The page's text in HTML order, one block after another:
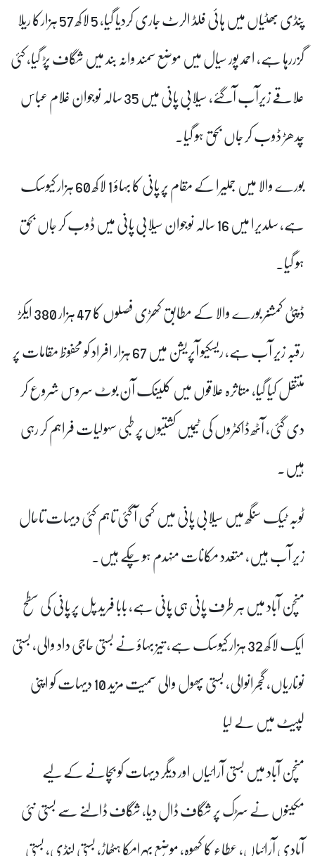
پنڈی بھٹیاں میں ہائی فلڈ الرٹ جاری کردیا گیا، 5 لاکھ 57 ہزارکا ریلا
گزررہا ہے، احمد پور سیال میں موضع سمند وانہ بند میں شگاف پڑ گیا، کئی
علاقے زیرآب آگئے، سیلابی پانی میں 35 سالہ نوجوان غلام عباس
چدھڑ ڈوب کر جاں بحق ہو گیا۔
بورے والا میں جملیرا کے مقام پر پانی کا بہاؤ 1 لاکھ 60 ہزار کیوسک
ہے، سلدیرا میں 16 سالہ نوجوان سیلابی پانی میں ڈوب کر جاں بحق
ہو گیا۔
ڈپٹی کمشنر بورے والا کے مطابق کھڑی فصلوں کا 47 ہزار 380 ایکڑ
رقبہ زیر آب ہے، ریسکیو آپریشن میں 67 ہزار افراد کو محفوظ مقامات پر
منتقل کیا گیا، متاثرہ علاقوں میں کلینک آن بوٹ سروس شروع کر
دی گئی، آٹھ ڈاکٹروں کی ٹیمیں کشتیوں پر طبی سہولیات فراہم کر رہی
ہیں۔
ٹوبہ ٹیک سنگھ میں سیلابی پانی میں کمی آ گئی تاہم کئی دیہات تاحال
زیر آب ہیں، متعدد مکانات منہدم ہو چکے ہیں۔
منچن آباد میں ہر طرف پانی ہی پانی ہے، بابا فرید پل پر پانی کی سطح
ایک لاکھ 32 ہزار کیوسک ہے، تیز بہاؤ نے بستی حاجی داد والی، بستی
نوناریاں، گجرانوالی، بستی پھول والی سمیت مزید 10 دیہات کو اپنی
لپیٹ میں لے لیا
منچن آباد میں بستی آرائیاں اور دیگر دیہات کو بچانے کے لیے
مکینوں نے سڑک پر شگاف ڈال دیا، شگاف ڈالنے سے بستی نئی